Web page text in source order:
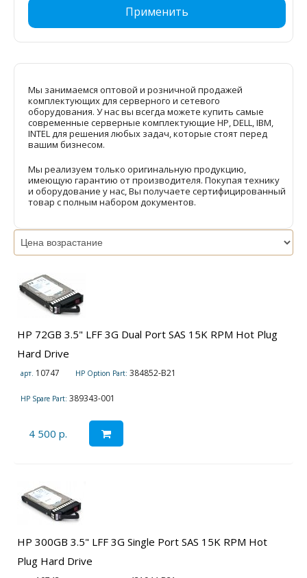
Применить
Мы занимаемся оптовой и розничной продажей
комплектующих для серверного и сетевого
оборудования. У нас вы всегда можете купить самые
современные серверные комплектующие HP, DELL, IBM,
INTEL для решения любых задач, которые стоят перед
вашим бизнесом.
Мы реализуем только оригинальную продукцию,
имеющую гарантию от производителя. Покупая технику
и оборудование у нас, Вы получаете сертифицированный
товар с полным набором документов.
HP 72GB 3.5" LFF 3G Dual Port SAS 15K RPM Hot Plug
Hard Drive
арт. 10747 HP Option Part: 384852-B21
HP Spare Part: 389343-001
4 500 р.
HP 300GB 3.5" LFF 3G Single Port SAS 15K RPM Hot
Plug Hard Drive